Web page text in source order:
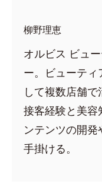
柳野理恵
オルビス ビュ
ー。ビューティ
して複数店舗
接客経験と美容
ンテンツの開
手掛ける。